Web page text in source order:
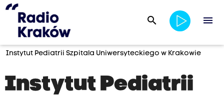
search menu
Instytut Pediatrii Szpitala Uniwersyteckiego w Krakowie
Instytut Pediatrii